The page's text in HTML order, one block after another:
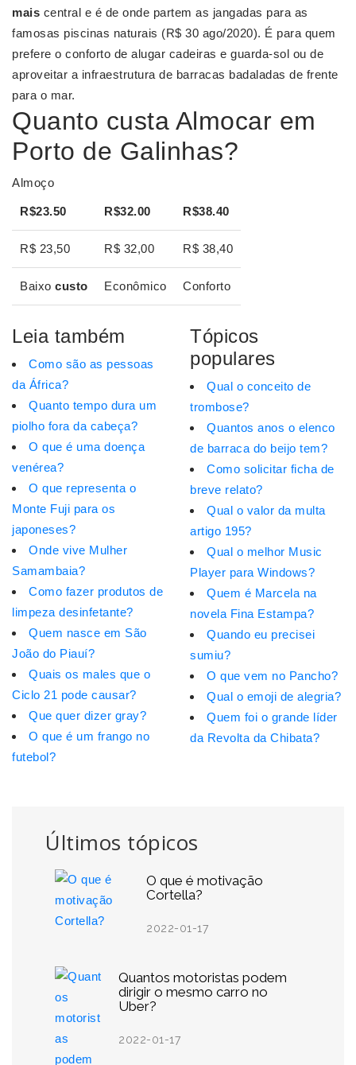
Últimos tópicos
O que é motivação
Cortella?
2022-01-17
Quantos motoristas podem
dirigir o mesmo carro no
Uber?
2022-01-17
mais central e é de onde partem as jangadas para as
famosas piscinas naturais (R$ 30 ago/2020). É para quem
prefere o conforto de alugar cadeiras e guarda-sol ou de
aproveitar a infraestrutura de barracas badaladas de frente
para o mar.
Quanto custa Almocar em
Porto de Galinhas?
Almoço
R$23.50 R$32.00 R$38.40
R$ 23,50 R$ 32,00 R$ 38,40
Baixo custo Econômico Conforto
Leia também
Como são as pessoas
da África?
Quanto tempo dura um
piolho fora da cabeça?
O que é uma doença
venérea?
O que representa o
Monte Fuji para os
japoneses?
Onde vive Mulher
Samambaia?
Como fazer produtos de
limpeza desinfetante?
Quem nasce em São
João do Piauí?
Quais os males que o
Ciclo 21 pode causar?
Que quer dizer gray?
O que é um frango no
futebol?
Tópicos
populares
Qual o conceito de
trombose?
Quantos anos o elenco
de barraca do beijo tem?
Como solicitar ficha de
breve relato?
Qual o valor da multa
artigo 195?
Qual o melhor Music
Player para Windows?
Quem é Marcela na
novela Fina Estampa?
Quando eu precisei
sumiu?
O que vem no Pancho?
Qual o emoji de alegria?
Quem foi o grande líder
da Revolta da Chibata?